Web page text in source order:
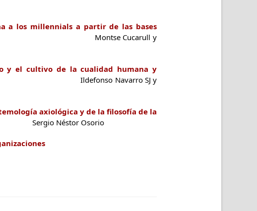
a los millennials a partir de las bases
Montse Cucarull y
y el cultivo de la cualidad humana y
SJ y
axiológica y de la filosofía de la
Osorio